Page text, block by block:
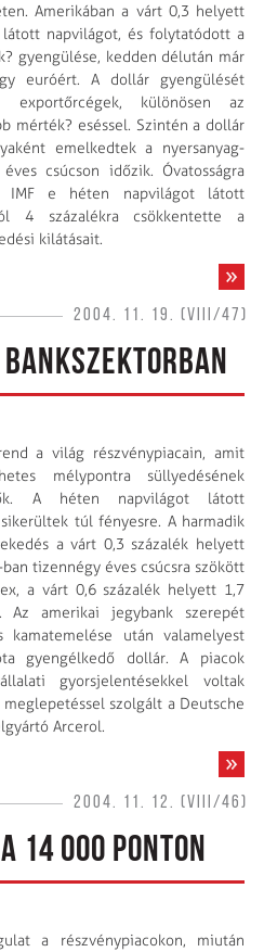
Amerikában a várt 0,3 helyett
látott napvilágot, és folytatódott a
gyengülése, kedden délután már
euróért. A dollár gyengülését
exportőrcégek, különösen az
mérték? eséssel. Szintén a dollár
emelkedtek a nyersanyag-
csúcson időzik. Óvatosságra
e héten napvilágot látott
4 százalékra csökkentette a
kilátásait.
2004. 11. 19. (VIII/47)
a világ részvénypiacain, amit
mélypontra süllyedésének
A héten napvilágot látott
túl fényesre. A harmadik
a várt 0,3 százalék helyett
tizennégy éves csúcsra szökött
a várt 0,6 százalék helyett 1,7
Az amerikai jegybank szerepét
után valamelyest
gyengélkedő dollár. A piacok
gyorsjelentésekkel voltak
szolgált a Deutsche
Arcerol.
2004. 11. 12. (VIII/46)
14 000 PONTON
a részvénypiacokon, miután